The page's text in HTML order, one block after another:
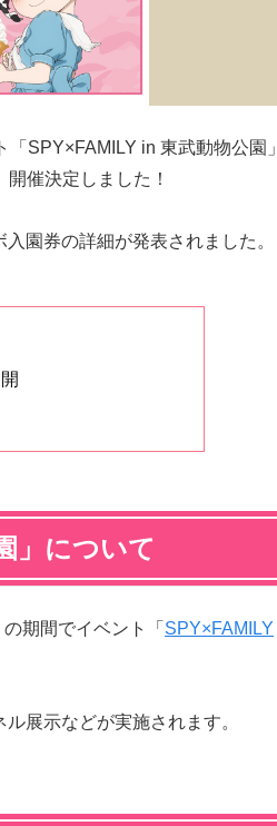
SPY×FAMILY in 東武動物公園」
催決定しました！
園券の詳細が発表されました。
」について
期間でイベント「 SPY×FAMILY
展示などが実施されます。